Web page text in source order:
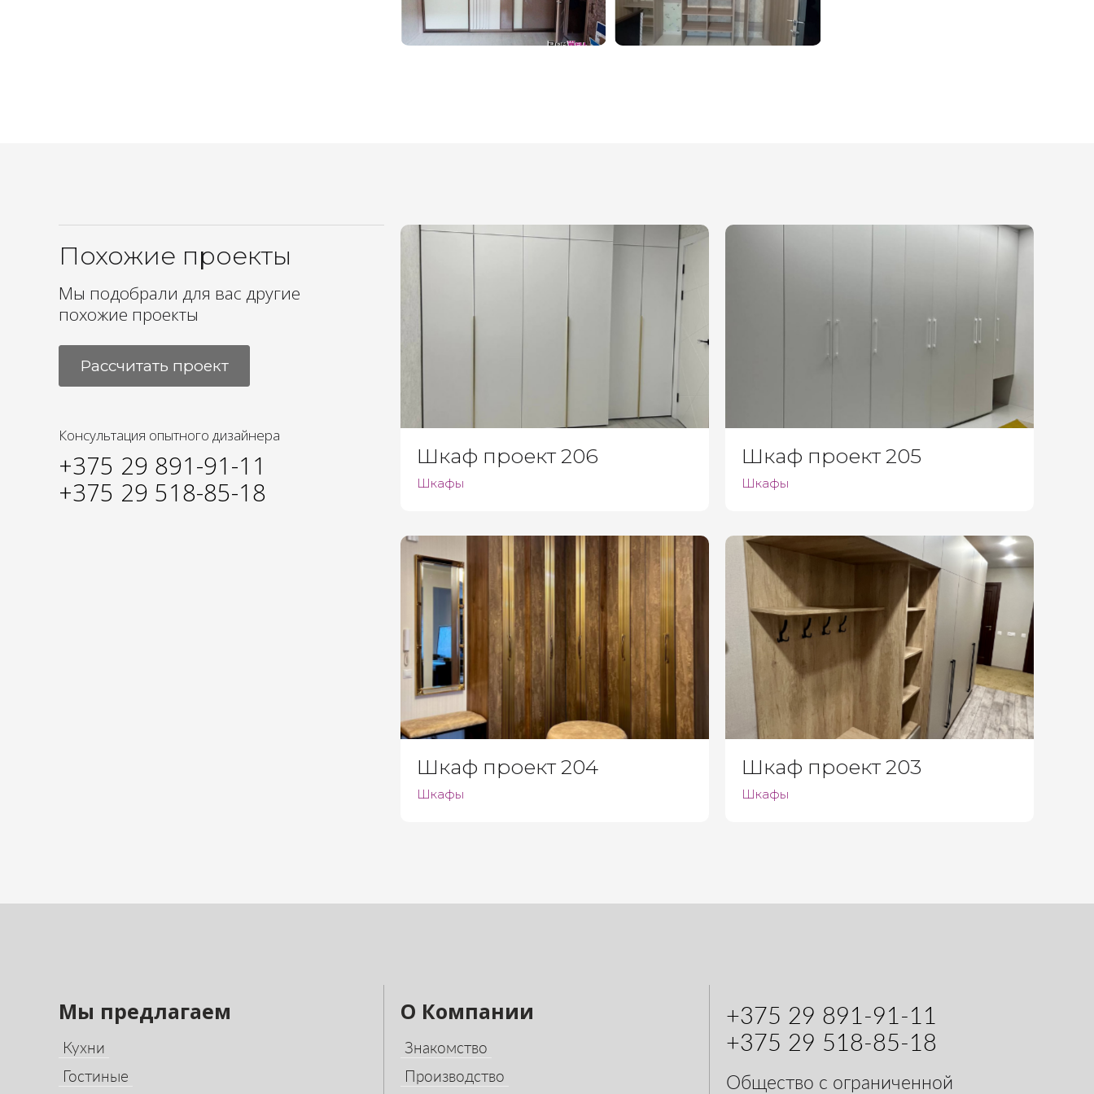
Похожие проекты
Мы подобрали для вас другие
похожие проекты
Рассчитать проект
Консультация опытного дизайнера
+375 29 891-91-11
+375 29 518-85-18
Шкаф проект 206
Шкафы
Шкаф проект 205
Шкафы
Шкаф проект 204
Шкафы
Шкаф проект 203
Шкафы
Мы предлагаем
Кухни
Гостиные
О Компании
Знакомство
Производство
+375 29 891-91-11
+375 29 518-85-18
Общество с ограниченной